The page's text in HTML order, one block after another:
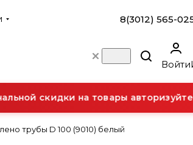
8(3012) 565-
Войти
скидки на товары
трубы D 100 (9010) белый